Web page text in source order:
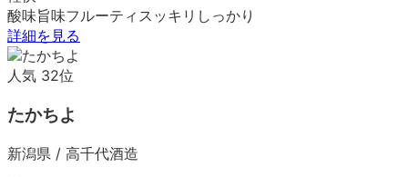
酸味旨味フルーティ スッキリ しっかり
詳細を見る
人気 32位
たかちよ
新潟県 / 高千代酒造